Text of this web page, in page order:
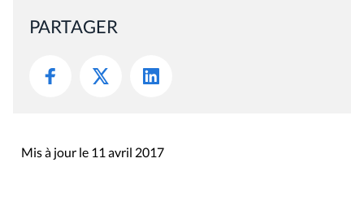
PARTAGER
Mis à jour le 11 avril 2017